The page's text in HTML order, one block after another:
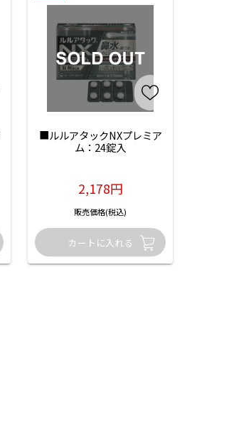
■ルルアタックNXプレミア
ム：24錠入
2,178円
販売価格(税込)